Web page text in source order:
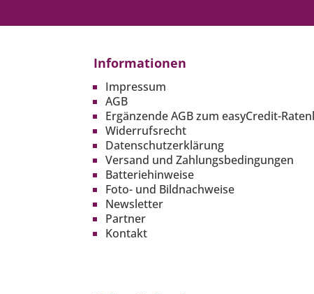
Informationen
Impressum
AGB
Ergänzende AGB zum easyCredit-
Widerrufsrecht
Datenschutzerklärung
Versand und Zahlungsbedingungen
Batteriehinweise
Foto- und Bildnachweise
Newsletter
Partner
Kontakt